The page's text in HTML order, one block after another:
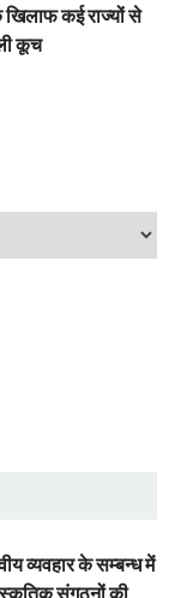
कई राज्यों से
कूच
व्यवहार के सम्बन्ध में
संगठनों की